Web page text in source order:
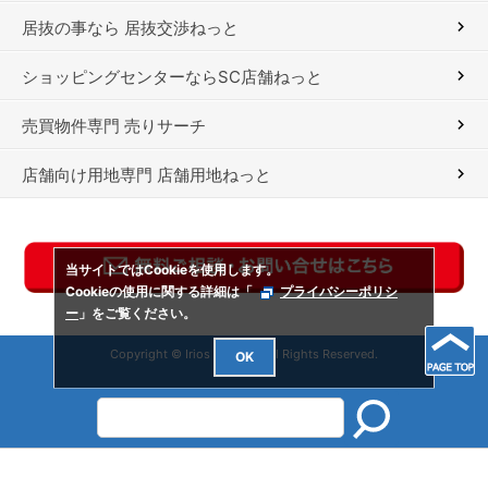
居抜の事なら 居抜交渉ねっと
ショッピングセンターならSC店舗ねっと
売買物件専門 売りサーチ
店舗向け用地専門 店舗用地ねっと
Copyright © Irios Co., Ltd. All Rights Reserved.
当サイトではCookieを使用します。
Cookieの使用に関する詳細は「
プライバシーポリシ
ー 」をご覧ください。
OK